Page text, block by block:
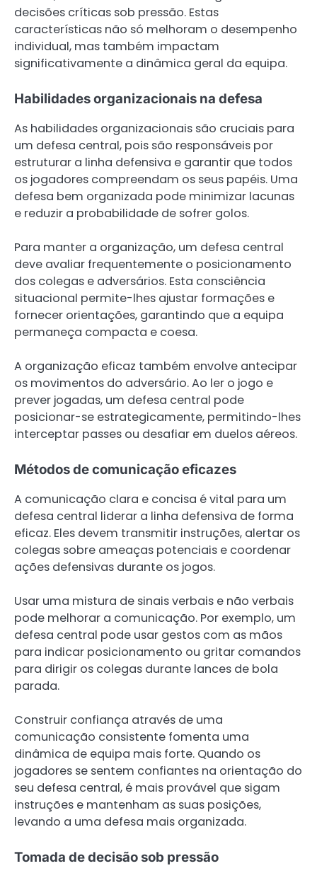
decisões críticas sob pressão. Estas
características não só melhoram o desempenho
individual, mas também impactam
significativamente a dinâmica geral da equipa.
Habilidades organizacionais na defesa
As habilidades organizacionais são cruciais para
um defesa central, pois são responsáveis por
estruturar a linha defensiva e garantir que todos
os jogadores compreendam os seus papéis. Uma
defesa bem organizada pode minimizar lacunas
e reduzir a probabilidade de sofrer golos.
Para manter a organização, um defesa central
deve avaliar frequentemente o posicionamento
dos colegas e adversários. Esta consciência
situacional permite-lhes ajustar formações e
fornecer orientações, garantindo que a equipa
permaneça compacta e coesa.
A organização eficaz também envolve antecipar
os movimentos do adversário. Ao ler o jogo e
prever jogadas, um defesa central pode
posicionar-se estrategicamente, permitindo-lhes
interceptar passes ou desafiar em duelos aéreos.
Métodos de comunicação eficazes
A comunicação clara e concisa é vital para um
defesa central liderar a linha defensiva de forma
eficaz. Eles devem transmitir instruções, alertar os
colegas sobre ameaças potenciais e coordenar
ações defensivas durante os jogos.
Usar uma mistura de sinais verbais e não verbais
pode melhorar a comunicação. Por exemplo, um
defesa central pode usar gestos com as mãos
para indicar posicionamento ou gritar comandos
para dirigir os colegas durante lances de bola
parada.
Construir confiança através de uma
comunicação consistente fomenta uma
dinâmica de equipa mais forte. Quando os
jogadores se sentem confiantes na orientação do
seu defesa central, é mais provável que sigam
instruções e mantenham as suas posições,
levando a uma defesa mais organizada.
Tomada de decisão sob pressão